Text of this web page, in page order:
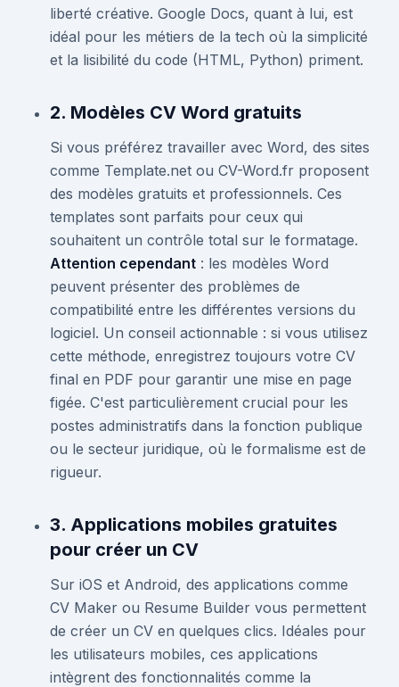
liberté créative. Google Docs, quant à lui, est
idéal pour les métiers de la tech où la simplicité
et la lisibilité du code (HTML, Python) priment.
2. Modèles CV Word gratuits
Si vous préférez travailler avec Word, des sites
comme Template.net ou CV-Word.fr proposent
des modèles gratuits et professionnels. Ces
templates sont parfaits pour ceux qui
souhaitent un contrôle total sur le formatage.
Attention cependant : les modèles Word
peuvent présenter des problèmes de
compatibilité entre les différentes versions du
logiciel. Un conseil actionnable : si vous utilisez
cette méthode, enregistrez toujours votre CV
final en PDF pour garantir une mise en page
figée. C'est particulièrement crucial pour les
postes administratifs dans la fonction publique
ou le secteur juridique, où le formalisme est de
rigueur.
3. Applications mobiles gratuites
pour créer un CV
Sur iOS et Android, des applications comme
CV Maker ou Resume Builder vous permettent
de créer un CV en quelques clics. Idéales pour
les utilisateurs mobiles, ces applications
intègrent des fonctionnalités comme la